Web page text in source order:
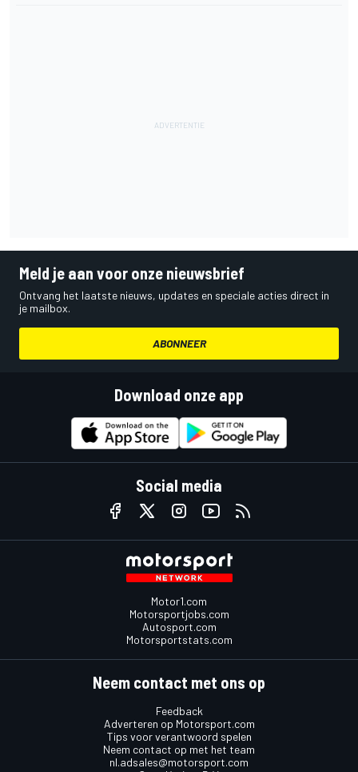
Meld je aan voor onze nieuwsbrief
Ontvang het laatste nieuws, updates en speciale acties direct in
je mailbox.
ABONNEER
Download onze app
Social media
Motor1.com
Motorsportjobs.com
Autosport.com
Motorsportstats.com
Neem contact met ons op
Feedback
Adverteren op Motorsport.com
Tips voor verantwoord spelen
Neem contact op met het team
nl.adsales@motorsport.com